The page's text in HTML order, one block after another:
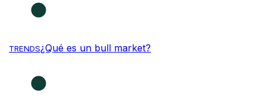
TRENDS¿Qué es un bull market?